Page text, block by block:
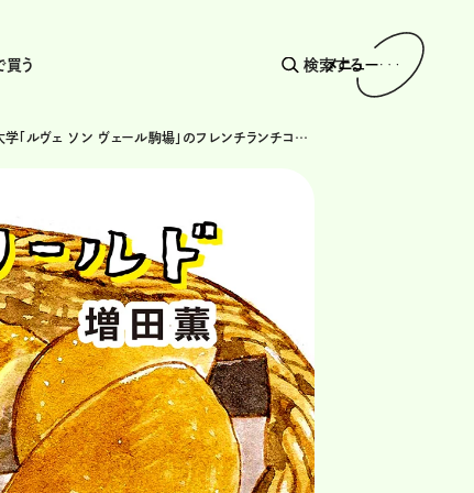
買う 検索する
メニュー
9食目・東京大学「ルヴェ ソン ヴェール駒場」のフレンチランチコース・後編